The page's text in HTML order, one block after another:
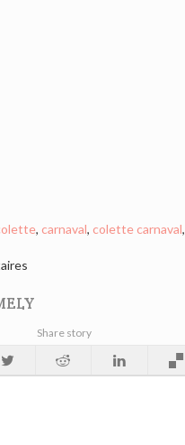
, carnaval, colette carnaval,
Share story